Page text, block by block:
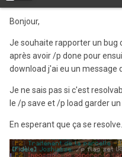
Bonjour,
Je souhaite rapporter un bug
après avoir /p done pour
download j'ai eu un message
Je ne sais pas si c'est
le /p save et /p load garder
En esperant que ça se resolve.